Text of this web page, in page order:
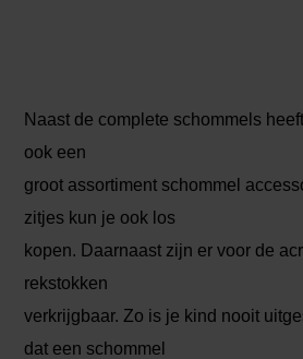
Naast de complete schommels
ook een
groot assortiment schommel
zitjes kun je ook los
kopen. Daarnaast zijn er voor de
rekstokken
verkrijgbaar. Zo is je kind nooit
dat een schommel